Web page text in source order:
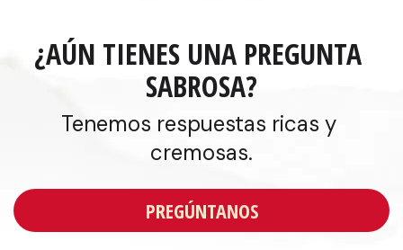
¿AÚN TIENES UNA PREGUNTA
SABROSA?
Tenemos respuestas ricas y
cremosas.
PREGÚNTANOSOpens
in